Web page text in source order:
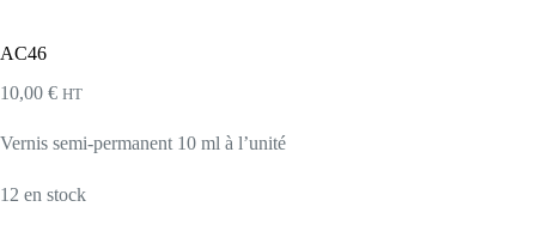
AC46
10,00 € HT
Vernis semi-permanent 10 ml à l’unité
12 en stock